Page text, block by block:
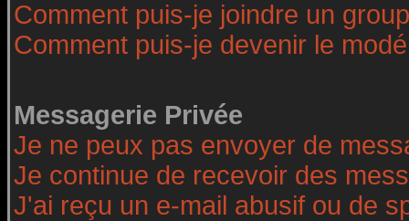
Comment puis-je joindre un
Comment puis-je devenir le
Messagerie Privée
Je ne peux pas envoyer de
Je continue de recevoir des
J'ai reçu un e-mail abusif ou de